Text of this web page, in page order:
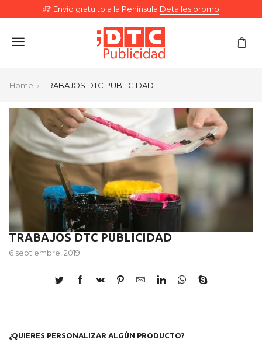
Envío gratuito a la Península Detalles promo
Menu
Home TRABAJOS DTC PUBLICIDAD
TRABAJOS DTC PUBLICIDAD
6 septiembre, 2019
¿QUIERES PERSONALIZAR ALGÚN PRODUCTO?